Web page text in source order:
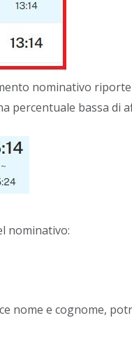
nominativo
percentuale bassa di
nominativo:
nome e cognome,